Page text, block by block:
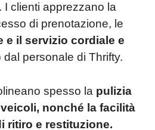
clienti apprezzano la
di prenotazione, le
e il servizio cordiale e
dal personale di Thrifty.
spesso la pulizia
nonché la facilità
ritiro e restituzione.